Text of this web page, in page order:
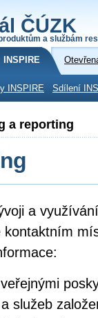
ČÚZK
a službám
INSPIRE
INSPIRE Sdílení
a reporting
a
kontaktním
služeb